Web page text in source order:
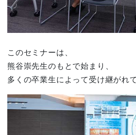
このセミナーは、
熊谷崇先生のもとで始まり、
多くの卒業生によって受け継がれ